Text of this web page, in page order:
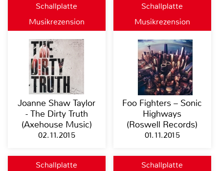
Schallplatte
Musikrezension
Joanne Shaw Taylor
- The Dirty Truth
(Axehouse Music)
02.11.2015
Schallplatte
Musikrezension
Foo Fighters – Sonic
Highways
(Roswell Records)
01.11.2015
Schallplatte
Schallplatte